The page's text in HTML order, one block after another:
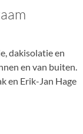
dakisolatie en
en van buiten.
en Erik-Jan Hage